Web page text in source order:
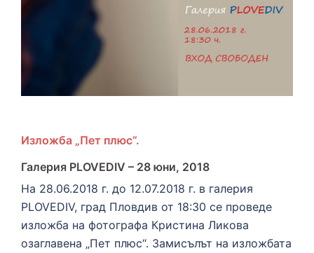
Изложба „Пет плюс“.
Галерия PLOVEDIV – 28 юни, 2018
На 28.06.2018 г. до 12.07.2018 г. в галерия
PLOVEDIV, град Пловдив от 18:30 се проведе
изложба на фотографа Кристина Ликова
озаглавена „Пет плюс“. Замисълът на изложбата